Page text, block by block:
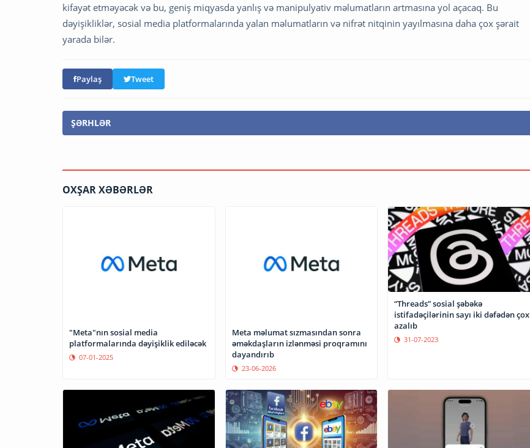
kifayət etməyəcək və bu, geniş miqyasda yanlış və manipulyativ məlumatların artmasına yol açacaq. Bu
dəyişikliklər, sosial media platformalarında yalan məlumatların və nifrət nitqinin yayılmasına daha çox şərait
yarada bilər.
Paylaş Tweet
ŞƏRHLƏR
OXŞAR XƏBƏRLƏR
"Meta"nın sosial media
platformalarında dəyişiklik ediləcək
07-01-2025
Meta məlumat sızmasından sonra
əməkdaşların izlənməsi proqramını
dayandırıb
23-06-2026
“Threads” sosial şəbəkə
istifadəçilərinin sayı iki dəfədən çox
azalıb
31-07-2023